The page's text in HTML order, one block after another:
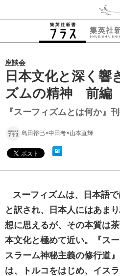
座談会
日本文化と深く響
ズムの精神 前編
『スーフィズムとは何か』
島田裕巳×中田考×山本直輝
スーフィズムは、日本語
と訳され、日本人にはあま
想に思えるが、その本質は
本文化と極めて近い。『ス
スラーム神秘主義の修行道
は、トルコをはじめ、イス